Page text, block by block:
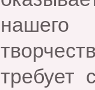
требует